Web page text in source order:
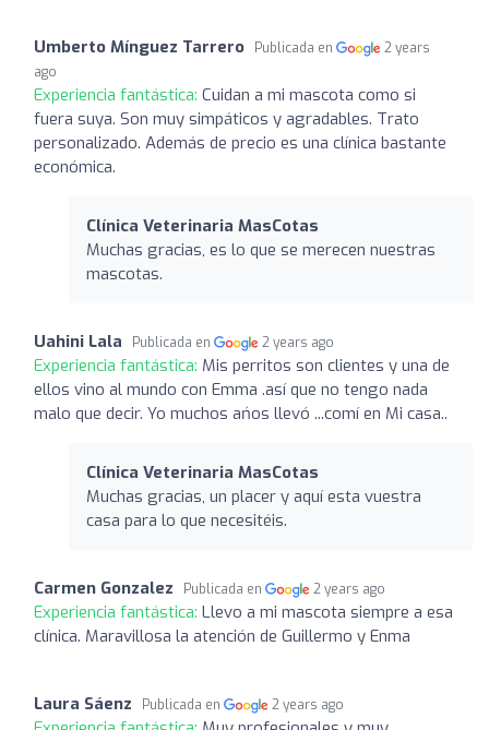
Umberto Mínguez Tarrero Publicada en
2 years
ago
Experiencia fantástica: Cuidan a mi mascota como si
fuera suya. Son muy simpáticos y agradables. Trato
personalizado. Además de precio es una clínica bastante
económica.
Clínica Veterinaria MasCotas
Muchas gracias, es lo que se merecen nuestras
mascotas.
Uahini Lala Publicada en 2 years ago
Experiencia fantástica: Mis perritos son clientes y una de
ellos vino al mundo con Emma .así que no tengo nada
malo que decir. Yo muchos ańos llevó ...comí en Mi casa..
Clínica Veterinaria MasCotas
Muchas gracias, un placer y aquí esta vuestra
casa para lo que necesitéis.
Carmen Gonzalez Publicada en 2 years ago
Experiencia fantástica: Llevo a mi mascota siempre a esa
clínica. Maravillosa la atención de Guillermo y Enma
Laura Sáenz Publicada en 2 years ago